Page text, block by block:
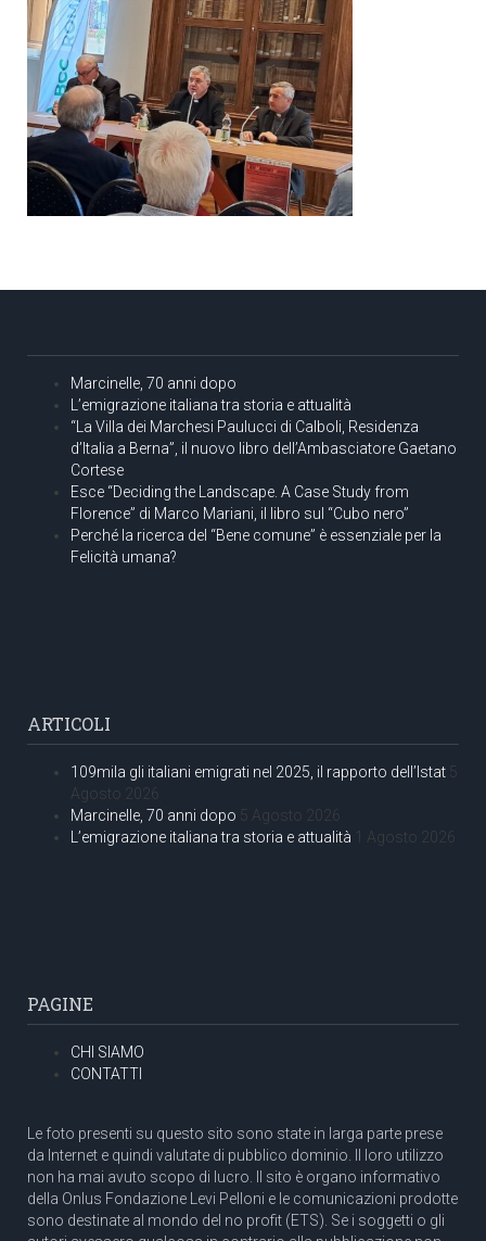
Marcinelle, 70 anni dopo
L’emigrazione italiana tra storia e attualità
“La Villa dei Marchesi Paulucci di Calboli, Residenza
d’Italia a Berna”, il nuovo libro dell’Ambasciatore Gaetano
Cortese
Esce “Deciding the Landscape. A Case Study from
Florence” di Marco Mariani, il libro sul “Cubo nero”
Perché la ricerca del “Bene comune” è essenziale per la
Felicità umana?
ARTICOLI
109mila gli italiani emigrati nel 2025, il rapporto dell’Istat 5
Agosto 2026
Marcinelle, 70 anni dopo 5 Agosto 2026
L’emigrazione italiana tra storia e attualità 1 Agosto 2026
PAGINE
CHI SIAMO
CONTATTI
Le foto presenti su questo sito sono state in larga parte prese
da Internet e quindi valutate di pubblico dominio. Il loro utilizzo
non ha mai avuto scopo di lucro. Il sito è organo informativo
della Onlus Fondazione Levi Pelloni e le comunicazioni prodotte
sono destinate al mondo del no profit (ETS). Se i soggetti o gli